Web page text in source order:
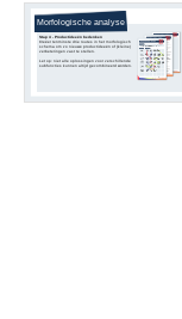
Stap 4 - Productideeën bedenken
Creëer tenminste drie routes in het morfologisch
schema om zo nieuwe productideeën of (kleine)
verbeteringen vast te stellen.
Let op: niet alle oplossingen voor verschillende
subfuncties kunnen altijd gecombineerd worden.
Morfologische analyse